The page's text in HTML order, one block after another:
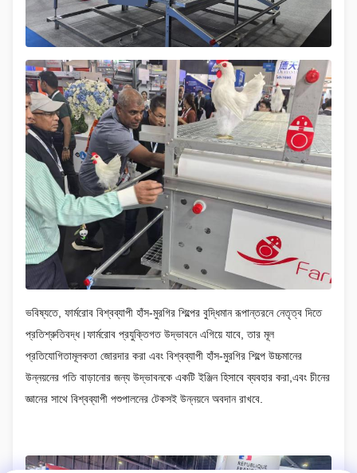
ভবিষ্যতে, ফার্মরোব বিশ্বব্যাপী হাঁস-মুরগির শিল্পের বুদ্ধিমান রূপান্তরনে নেতৃত্ব দিতে
প্রতিশ্রুতিবদ্ধ।ফার্মরোব প্রযুক্তিগত উদ্ভাবনে এগিয়ে যাবে, তার মূল
প্রতিযোগিতামূলকতা জোরদার করা এবং বিশ্বব্যাপী হাঁস-মুরগির শিল্পে উচ্চমানের
উন্নয়নের গতি বাড়ানোর জন্য উদ্ভাবনকে একটি ইঞ্জিন হিসাবে ব্যবহার করা,এবং চীনের
জ্ঞানের সাথে বিশ্বব্যাপী পশুপালনের টেকসই উন্নয়নে অবদান রাখবে.